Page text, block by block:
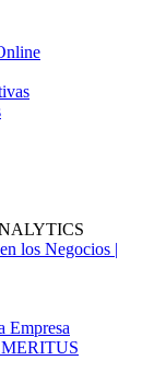
los Negocios |
Empresa